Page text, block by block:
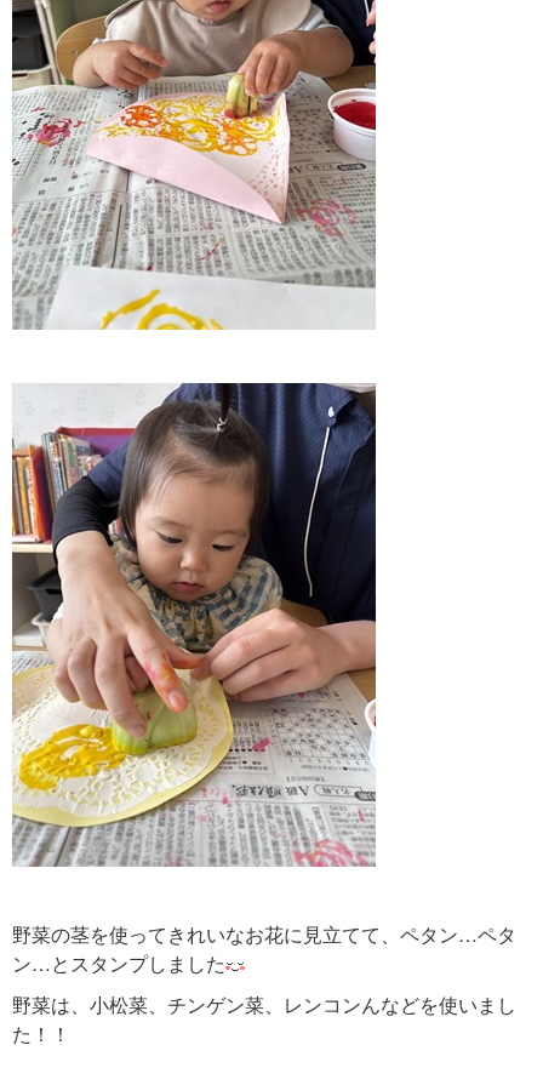
野菜の茎を使ってきれいなお花に見立てて、ペタン…ペタ
ン…とスタンプしました
野菜は、小松菜、チンゲン菜、レンコンんなどを使いまし
た！！